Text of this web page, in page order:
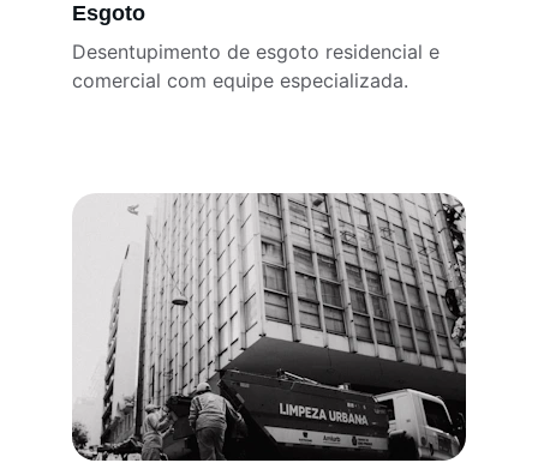
Esgoto
Desentupimento de esgoto residencial e
comercial com equipe especializada.